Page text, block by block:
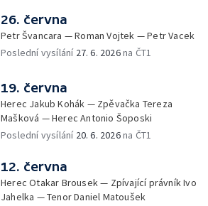
26. června
Petr Švancara — Roman Vojtek — Petr Vacek
Poslední vysílání 27. 6. 2026na ČT1
19. června
Herec Jakub Kohák — Zpěvačka Tereza
Mašková — Herec Antonio Šoposki
Poslední vysílání 20. 6. 2026na ČT1
12. června
Herec Otakar Brousek — Zpívající právník Ivo
Jahelka — Tenor Daniel Matoušek